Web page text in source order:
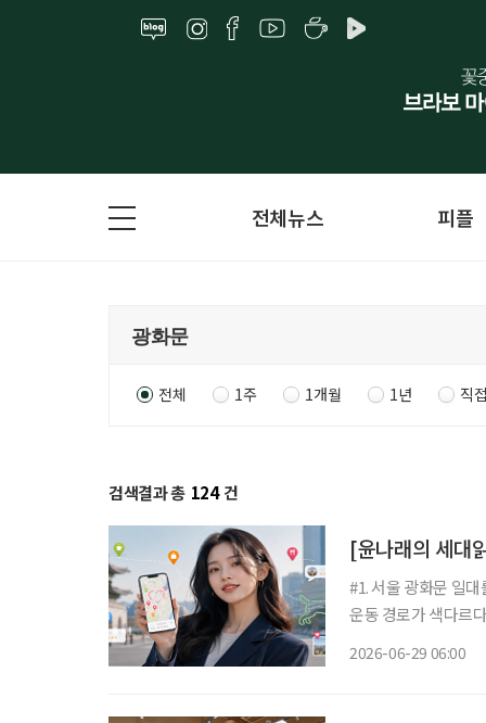
전체뉴스 피플
전체 1주 1개월 1년 직
검색결과 총 124 건
[윤나래의 세대
#1. 서울 광화문 일
운동 경로가 색다르
2026-06-29 06:00